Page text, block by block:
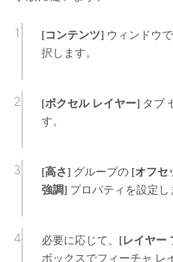
[コンテンツ]ウィンドウ
択します。
[ボクセル レイヤー]タブ
す。
[高さ]グループの [オフセ
強調]プロパティを設定し
必要に応じて、 [レイヤー
ボックスでフィーチャ レ